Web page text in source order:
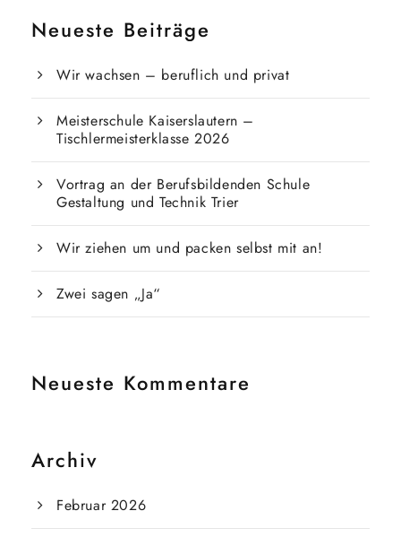
Neueste Beiträge
Wir wachsen – beruflich und privat
Meisterschule Kaiserslautern –
Tischlermeisterklasse 2026
Vortrag an der Berufsbildenden Schule
Gestaltung und Technik Trier
Wir ziehen um und packen selbst mit an!
Zwei sagen „Ja“
Neueste Kommentare
Archiv
Februar 2026